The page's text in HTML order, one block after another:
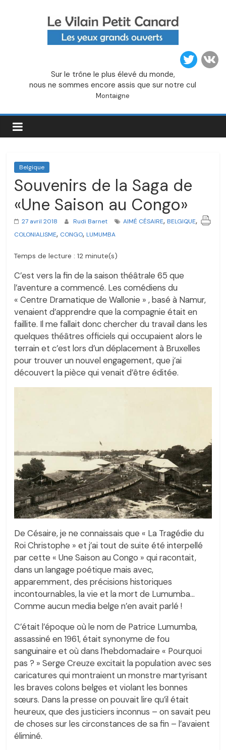
Vilain
Petit
Canard
Sur le trône le plus élevé du monde,
nous ne sommes encore assis que sur notre cul
Montaigne
Belgique
Souvenirs de la Saga de
«Une Saison au Congo»
27 avril 2018 Rudi Barnet AIMÉ CÉSAIRE,BELGIQUE,
COLONIALISME, CONGO,LUMUMBA
Temps de lecture : 12 minute(s)
C’est vers la fin de la saison théâtrale 65 que
l’aventure a commencé. Les comédiens du
« Centre Dramatique de Wallonie » , basé à Namur,
venaient d’apprendre que la compagnie était en
faillite. Il me fallait donc chercher du travail dans les
quelques théâtres officiels qui occupaient alors le
terrain et c’est lors d’un déplacement à Bruxelles
pour trouver un nouvel engagement, que j’ai
découvert la pièce qui venait d’être éditée.
De Césaire, je ne connaissais que « La Tragédie du
Roi Christophe » et j’ai tout de suite été interpellé
par cette « Une Saison au Congo » qui racontait,
dans un langage poétique mais avec,
apparemment, des précisions historiques
incontournables, la vie et la mort de Lumumba…
Comme aucun media belge n’en avait parlé !
C’était l’époque où le nom de Patrice Lumumba,
assassiné en 1961, était synonyme de fou
sanguinaire et où dans l’hebdomadaire « Pourquoi
pas ? » Serge Creuze excitait la population avec ses
caricatures qui montraient un monstre martyrisant
les braves colons belges et violant les bonnes
sœurs. Dans la presse on pouvait lire qu’il était
heureux, que des justiciers inconnus – on savait peu
de choses sur les circonstances de sa fin – l’avaient
éliminé.